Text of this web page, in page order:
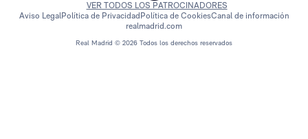
Real Madrid © 2026 Todos los derechos reservados
VER TODOS LOS PATROCINADORES
Aviso LegalPolítica de Privacidad Política de CookiesCanal de información
realmadrid.com